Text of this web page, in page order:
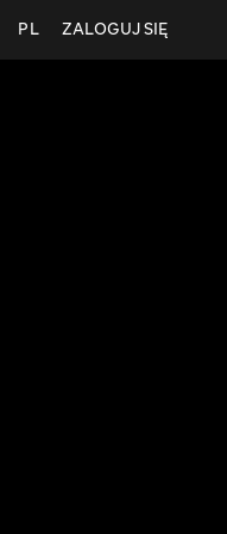
ZALOGUJ SIĘ
PL